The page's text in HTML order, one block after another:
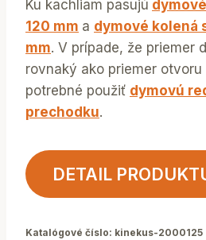
Ku kachliam pasujú
120 mm a dymové kolená
mm. V prípade, že priemer
rovnaký ako priemer otvoru
potrebné použiť dymovú
prechodku.
DETAIL
Katalógové číslo: kinekus-2000125